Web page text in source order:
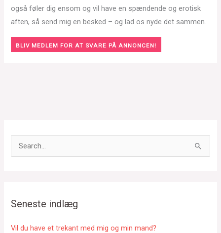
også føler dig ensom og vil have en spændende og erotisk
aften, så send mig en besked – og lad os nyde det sammen.
BLIV MEDLEM FOR AT SVARE PÅ ANNONCEN!
ø
f
e
Seneste indlæg
Vil du have et trekant med mig og min mand?